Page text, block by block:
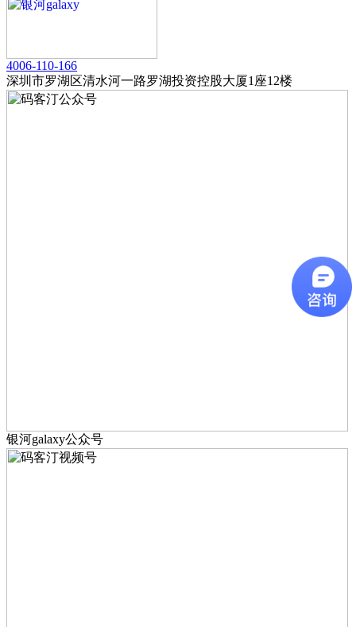
4006-110-166
深圳市罗湖区清水河一路罗湖投资控股大厦1座12楼
银河galaxy公众号